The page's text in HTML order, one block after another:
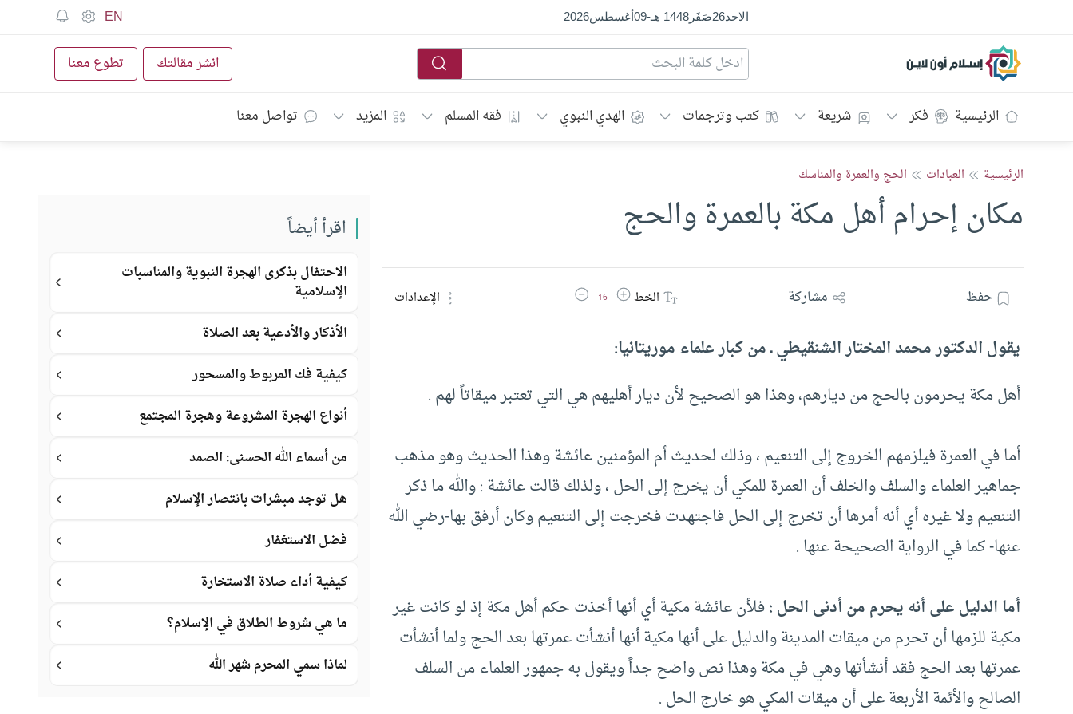
الاحد26صَفَر1448 هـ -
09أغسطس2026
EN
إسلام أون لاين انشر مقالتك تطوع معنا
الرئيسية فكر شريعة كتب وترجمات الهدي النبوي فقه المسلم المزيد تواصل معنا
الرئيسية العبادات الحج والعمرة والمناسك
مكان إحرام أهل مكة بالعمرة والحج
حفظ مشاركة الخطزيادة حجم الخط
16 تقليل حجم الخط الإعدادات
يقول الدكتور محمد المختار الشنقيطي ـ من كبار علماء موريتانيا:
أهل مكة يحرمون بالحج من ديارهم، وهذا هو الصحيح لأن ديار أهليهم هي التي تعتبر ميقاتاً لهم .
أما في العمرة فيلزمهم الخروج إلى التنعيم ، وذلك لحديث أم المؤمنين عائشة وهذا الحديث وهو مذهب
جماهير العلماء والسلف والخلف أن العمرة للمكي أن يخرج إلى الحل ، ولذلك قالت عائشة : والله ما ذكر
التنعيم ولا غيره أي أنه أمرها أن تخرج إلى الحل فاجتهدت فخرجت إلى التنعيم وكان أرفق بها-رضي الله
عنها- كما في الرواية الصحيحة عنها .
أما الدليل على أنه يحرم من أدنى الحل :فلأن عائشة مكية أي أنها أخذت حكم أهل مكة إذ لو كانت غير
مكية للزمها أن تحرم من ميقات المدينة والدليل على أنها مكية أنها أنشأت عمرتها بعد الحج ولما أنشأت
عمرتها بعد الحج فقد أنشأتها وهي في مكة وهذا نص واضح جداً ويقول به جمهور العلماء من السلف
الصالح والأئمة الأربعة على أن ميقات المكي هو خارج الحل .
اقرأ أيضاً
الاحتفال بذكرى الهجرة النبوية والمناسبات
الإسلامية
الأذكار والأدعية بعد الصلاة
كيفية فك المربوط والمسحور
أنواع الهجرة المشروعة وهجرة المجتمع
من أسماء الله الحسنى: الصمد
هل توجد مبشرات بانتصار الإسلام
فضل الاستغفار
كيفية أداء صلاة الاستخارة
ما هي شروط الطلاق في الإسلام؟
لماذا سمي المحرم شهر الله